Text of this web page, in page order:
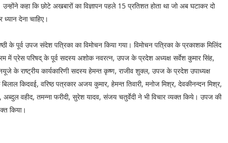
कहा कि छोटे अखबारों का विज्ञापन पहले 15 प्रतिशत होता था जो अब घटाकर दो
देना चाहिए।
के पूर्व उपज संदेश पत्रिका का विमोचन किया गया। विमोचन पत्रिका के प्रकाशक मिलिंद
में प्रेस परिषद् के पूर्व सदस्य अशोक नवरत्न, उपज के प्रदेश अध्यक्ष सर्वेश कुमार सिंह,
के राष्ट्रीय कार्यकारिणी सदस्य हेमन्त कृष्ण, राजीव शुक्ल, उपज के प्रदेश उपाध्यक्ष
किदवई, वरिष्ठ पत्रकार अजय कुमार, हेमन्त तिवारी, मनोज मिश्र, देवकीनन्दन मिश्र,
अब्दुल वहीद, तमन्ना फरीदी, सुरेश यादव, संजय चतुर्वेदी ने भी विचार व्यक्त किये। उपज की
किया।